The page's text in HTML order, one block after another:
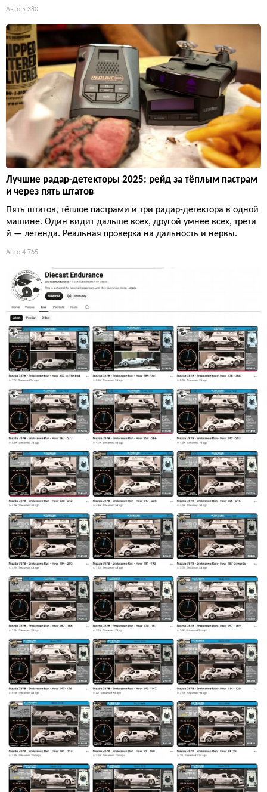
Авто 5 380
Лучшие радар-детекторы 2025: рейд за тёплым пастрам
и через пять штатов
Пять штатов, тёплое пастрами и три радар-детектора в одной
машине. Один видит дальше всех, другой умнее всех, трети
й — легенда. Реальная проверка на дальность и нервы.
Авто 4 765